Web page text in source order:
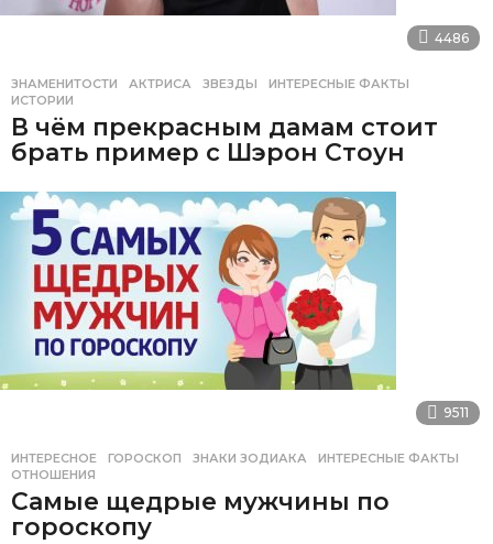
4486
ЗНАМЕНИТОСТИ АКТРИСА ,ЗВЕЗДЫ ,ИНТЕРЕСНЫЕ ФАКТЫ
ИСТОРИИ
В чём прекрасным дамам стоит
брать пример с Шэрон Стоун
9511
ИНТЕРЕСНОЕ ГОРОСКОП ,ЗНАКИ ЗОДИАКА ,ИНТЕРЕСНЫЕ ФАКТЫ
ОТНОШЕНИЯ
Самые щедрые мужчины по
гороскопу